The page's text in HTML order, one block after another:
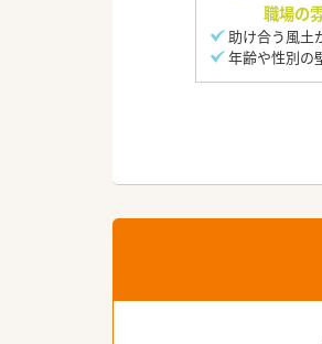
職場の
助け合う風土
年齢や性別の